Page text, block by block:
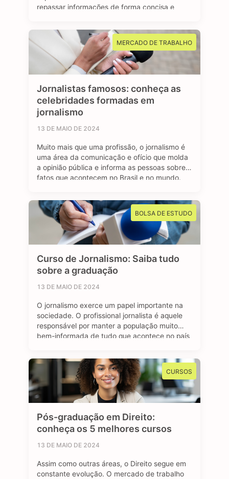
repassar informações de forma concisa e
esportivos são responsáveis por cobrir
diversos eventos, campeonatos e
competições esportivas, com objetivo de
manter o público bem informado sobre os
resultados, bastidores …
MERCADO DE TRABALHO
Jornalistas famosos: conheça as
celebridades formadas em
jornalismo
13 DE MAIO DE 2024
Muito mais que uma profissão, o jornalismo é
uma área da comunicação e ofício que molda
a opinião pública e informa as pessoas sobre
fatos que acontecem no Brasil e no mundo.
contar história, investigar e desvendar
acontecimentos, além de dar voz e …
BOLSA DE ESTUDO
Curso de Jornalismo: Saiba tudo
sobre a graduação
13 DE MAIO DE 2024
O jornalismo exerce um papel importante na
sociedade. O profissional jornalista é aquele
responsável por manter a população muito
bem-informada de tudo que acontece no país
Através de diferentes plataformas, como
revistas, jornais, rádio e a internet, o jornalista
consegue atuar …
CURSOS
Pós-graduação em Direito:
conheça os 5 melhores cursos
13 DE MAIO DE 2024
Assim como outras áreas, o Direito segue em
constante evolução. O mercado de trabalho